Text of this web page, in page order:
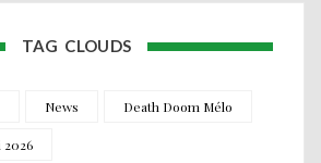
TAG CLOUDS
News Death Doom Mélo
2026